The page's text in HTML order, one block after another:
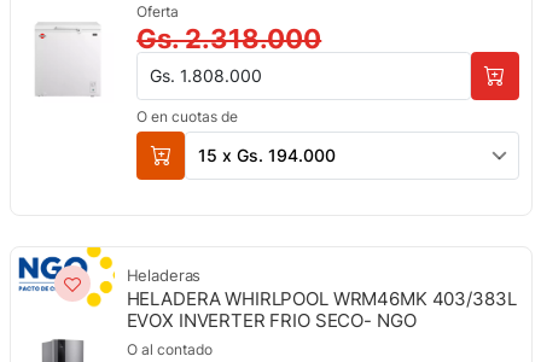
Oferta
Gs. 2.318.000
Gs. 1.808.000
O en cuotas de
15 x Gs. 194.000
Heladeras
HELADERA WHIRLPOOL WRM46MK 403/383L
EVOX INVERTER FRIO SECO- NGO
O al contado